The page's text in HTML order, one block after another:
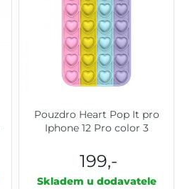
Pouzdro Heart Pop It pro
Iphone 12 Pro color 3
199,-
Skladem u dodavatele